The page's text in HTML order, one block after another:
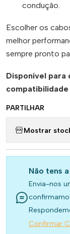
condução.
Escolher os
melhor
sempre pronto
Disponível para
compatibilidade
PARTILHAR
Mostrar
Não tens
Envia-nos
Confirmar